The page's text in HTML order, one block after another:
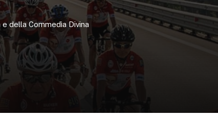
e della Commedìa Divina